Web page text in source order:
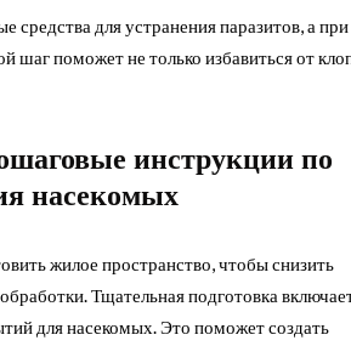
средства для устранения паразитов, а при
шаг поможет не только избавиться от
инструкции по
насекомых
жилое пространство, чтобы снизить
Тщательная подготовка
для насекомых. Это поможет создать